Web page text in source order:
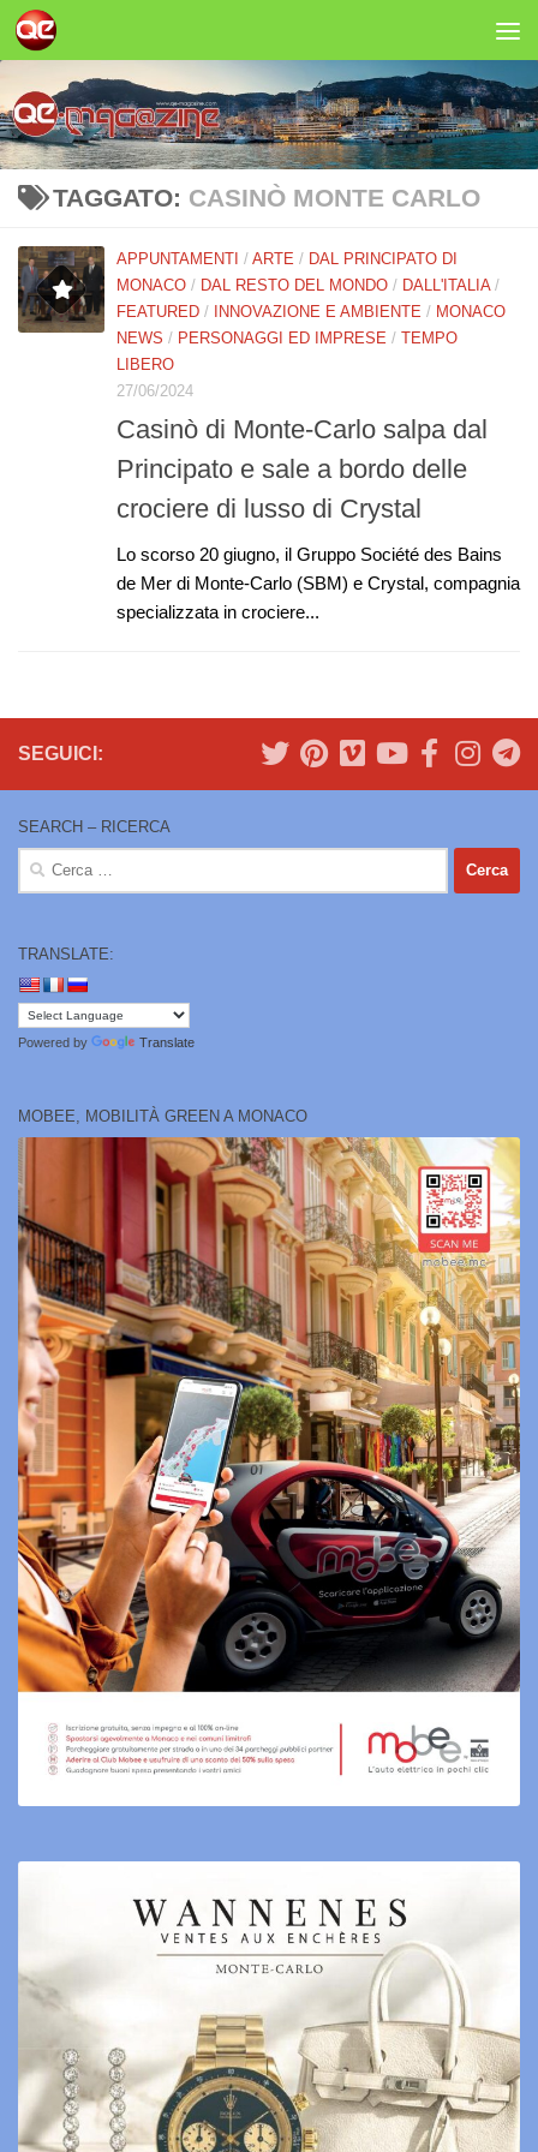
Salta al contenuto
TAGGATO: CASINÒ MONTE CARLO
APPUNTAMENTI / ARTE / DAL PRINCIPATO DI
MONACO / DAL RESTO DEL MONDO / DALL'ITALIA/
FEATURED / INNOVAZIONE E AMBIENTE / MONACO
NEWS / PERSONAGGI ED IMPRESE / TEMPO
LIBERO
27/06/2024
Casinò di Monte-Carlo salpa dal
Principato e sale a bordo delle
crociere di lusso di Crystal
Lo scorso 20 giugno, il Gruppo Société des Bains
de Mer di Monte-Carlo (SBM) e Crystal, compagnia
specializzata in crociere...
SEGUICI:
SEARCH – RICERCA
Ricerca
TRANSLATE:
Powered by Translate
MOBEE, MOBILITÀ GREEN A MONACO